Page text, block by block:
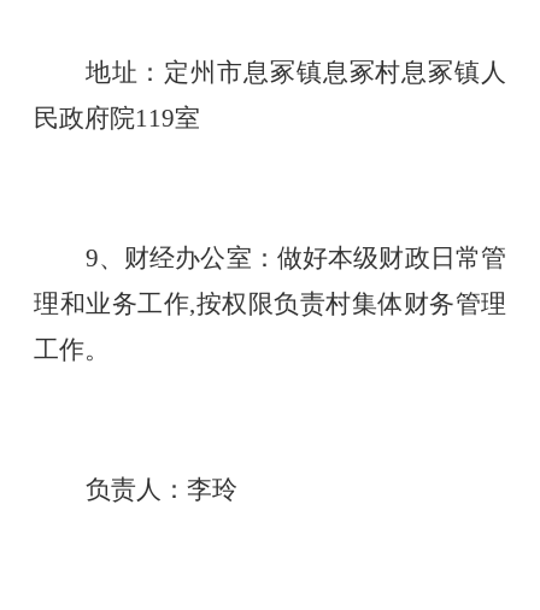
地址：定州市息冢镇息冢村息冢镇人
民政府院119室
9、财经办公室：做好本级财政日常管
理和业务工作,按权限负责村集体财务管理
工作。
负责人：李玲